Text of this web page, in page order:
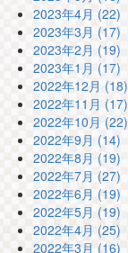
2023年4月 (22)
2023年3月 (17)
2023年2月 (19)
2023年1月 (17)
2022年12月 (18)
2022年11月 (17)
2022年10月 (22)
2022年9月 (14)
2022年8月 (19)
2022年7月 (27)
2022年6月 (19)
2022年5月 (19)
2022年4月 (25)
2022年3月 (16)